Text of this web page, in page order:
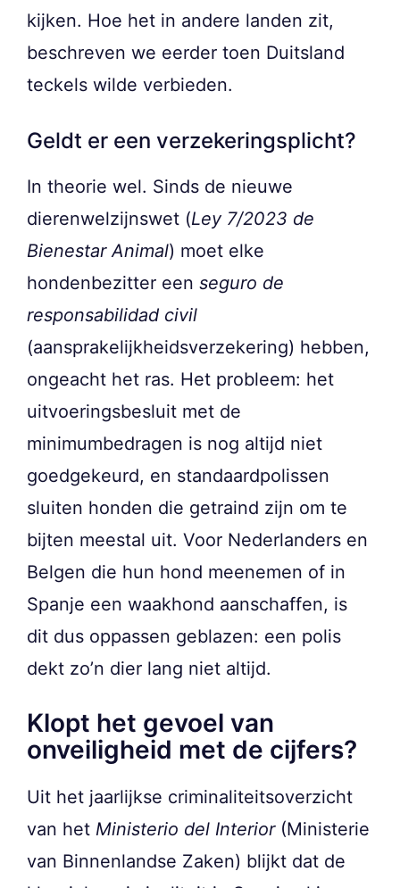
kijken. Hoe het in andere landen zit,
beschreven we eerder toen Duitsland
teckels wilde verbieden.
Geldt er een verzekeringsplicht?
In theorie wel. Sinds de nieuwe
dierenwelzijnswet (Ley 7/2023 de
Bienestar Animal) moet elke
hondenbezitter een seguro de
responsabilidad civil
(aansprakelijkheidsverzekering) hebben,
ongeacht het ras. Het probleem: het
uitvoeringsbesluit met de
minimumbedragen is nog altijd niet
goedgekeurd, en standaardpolissen
sluiten honden die getraind zijn om te
bijten meestal uit. Voor Nederlanders en
Belgen die hun hond meenemen of in
Spanje een waakhond aanschaffen, is
dit dus oppassen geblazen: een polis
dekt zo’n dier lang niet altijd.
Klopt het gevoel van
onveiligheid met de cijfers?
Uit het jaarlijkse criminaliteitsoverzicht
van het Ministerio del Interior(Ministerie
van Binnenlandse Zaken) blijkt dat de